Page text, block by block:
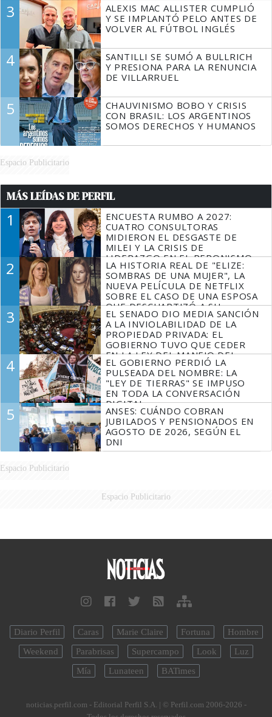
3
ALEXIS MAC ALLISTER CUMPLIÓ
Y SE IMPLANTÓ PELO ANTES DE
VOLVER AL FÚTBOL INGLÉS
4
SANTILLI SE SUMÓ A BULLRICH
Y PRESIONA PARA LA RENUNCIA
DE VILLARRUEL
5
CHAUVINISMO BOBO Y CRISIS
CON BRASIL: LOS ARGENTINOS
SOMOS DERECHOS Y HUMANOS
Espacio Publicitario
MÁS LEÍDAS DE PERFIL
1
ENCUESTA RUMBO A 2027:
CUATRO CONSULTORAS
MIDIERON EL DESGASTE DE
MILEI Y LA CRISIS DE
LIDERAZGO EN EL PERONISMO
2
LA HISTORIA REAL DE "ELIZE:
SOMBRAS DE UNA MUJER", LA
NUEVA PELÍCULA DE NETFLIX
SOBRE EL CASO DE UNA ESPOSA
QUE DESCUARTIZÓ A SU
MARIDO
3
EL SENADO DIO MEDIA SANCIÓN
A LA INVIOLABILIDAD DE LA
PROPIEDAD PRIVADA: EL
GOBIERNO TUVO QUE CEDER
EN LA LEY DEL MANEJO DEL
FUEGO
4
EL GOBIERNO PERDIÓ LA
PULSEADA DEL NOMBRE: LA
"LEY DE TIERRAS" SE IMPUSO
EN TODA LA CONVERSACIÓN
DIGITAL
5
ANSES: CUÁNDO COBRAN
JUBILADOS Y PENSIONADOS EN
AGOSTO DE 2026, SEGÚN EL
DNI
Espacio Publicitario
Espacio Publicitario
Diario Perfil Caras Marie Claire Fortuna
Hombre
Weekend
Parabrisas Supercampo Look
Luz
Mía
Lunateen BATimes
noticias.perfil.com - Editorial Perfil S.A. | © Perfil.com 2006-2026 -